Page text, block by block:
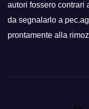
autori fossero contrari
da segnalarlo a
prontamente alla